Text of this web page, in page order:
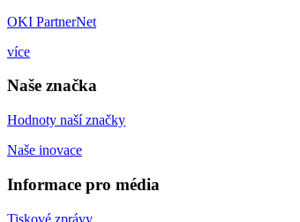
OKI PartnerNet
více
Naše značka
Hodnoty naší značky
Naše inovace
Informace pro média
Tiskové zprávy